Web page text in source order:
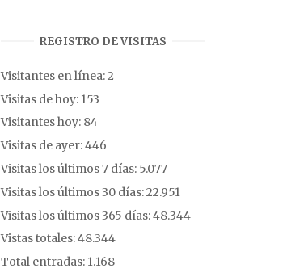
REGISTRO DE VISITAS
Visitantes en línea:2
Visitas de hoy: 153
Visitantes hoy: 84
Visitas de ayer:446
Visitas los últimos 7 días: 5.077
Visitas los últimos 30 días:22.951
Visitas los últimos 365 días:48.344
Vistas totales:48.344
Total entradas: 1.168